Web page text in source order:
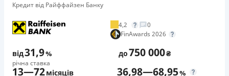
Необхідні документи
Паспорт,ІПН
Вік
18 - 65 років
Переваги
🥇Переможець FinAwards 2026
Переможець FinAwards 2026 «Найкращий кредит
готівкою»
вiд 65%/рік до 500 000 ₴
Додаткова комісія за дострокове погашення
Кредит від Райффайзен Банку
4,2
0
FinAwards 2026
від31,9%
річна ставка
до750 000₴
13—72місяців 36,98—68,95%